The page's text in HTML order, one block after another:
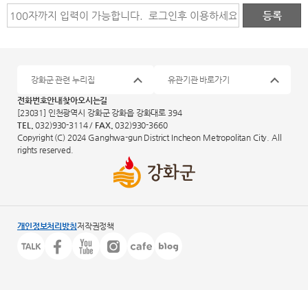
전화번호안내 찾아오시는길
[23031] 인천광역시 강화군 강화읍 강화대로 394
TEL.
032)930-3114 / FAX. 032)930-3660
Copyright (C) 2024 Ganghwa-gun District Incheon Metropolitan City. All
rights reserved.
강화군 관련 누리집 유관기관 바로가기
개인정보처리방침저작권정책